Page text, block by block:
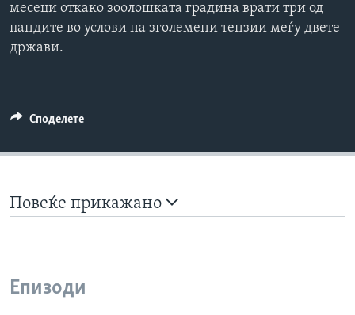
месеци откако зоолошката градина врати три од
пандите во услови на зголемени тензии меѓу двете
држави.
Споделете
Повеќе прикажано
Епизоди